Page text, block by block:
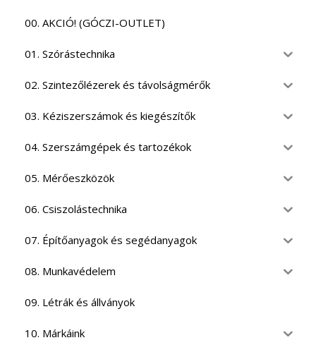
00. AKCIÓ! (GÓCZI-OUTLET)
01. Szórástechnika
02. Szintezőlézerek és távolságmérők
03. Kéziszerszámok és kiegészítők
04. Szerszámgépek és tartozékok
05. Mérőeszközök
06. Csiszolástechnika
07. Építőanyagok és segédanyagok
08. Munkavédelem
09. Létrák és állványok
10. Márkáink